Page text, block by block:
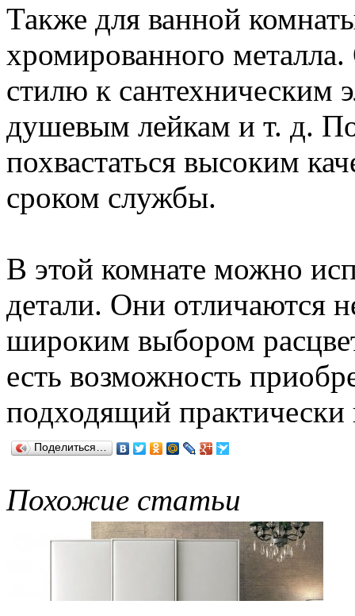
Также для ванной
хромированного
стилю к сантехническим
душевым лейкам и т. д.
похвастаться высоким
сроком службы.
В этой комнате можно
детали. Они отличаются
широким выбором
есть возможность
подходящий
Поделиться…
Похожие статьи